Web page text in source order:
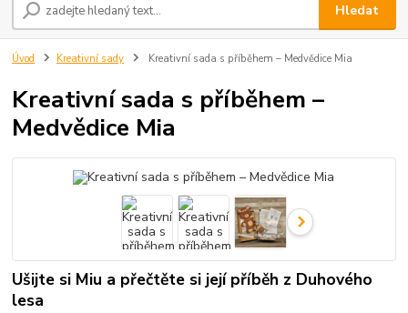
Hledat
Úvod Kreativní sady Kreativní sada s příběhem – Medvědice Mia
Kreativní sada s příběhem –
Medvědice Mia
Ušijte si Miu a přečtěte si její příběh z Duhového
lesa